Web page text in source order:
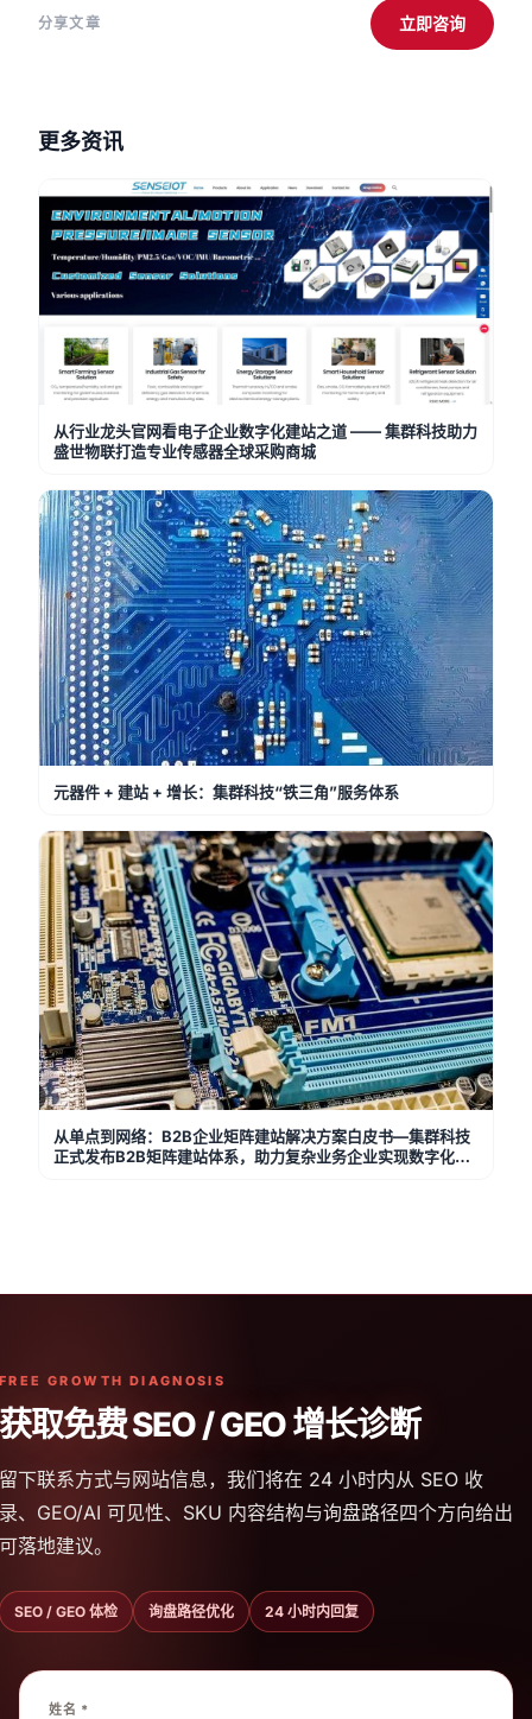
分享文章 立即咨询
更多资讯
从行业龙头官网看电子企业数字化建站之道 —— 集群科技助力
盛世物联打造专业传感器全球采购商城
元器件 + 建站 + 增长：集群科技“铁三角”服务体系
从单点到网络：B2B企业矩阵建站解决方案白皮书—集群科技
正式发布B2B矩阵建站体系，助力复杂业务企业实现数字化增
FREE GROWTH DIAGNOSIS
获取免费 SEO / GEO 增长诊断
留下联系方式与网站信息，我们将在 24 小时内从 SEO 收
录、GEO/AI 可见性、SKU 内容结构与询盘路径四个方向给出
可落地建议。
SEO / GEO 体检 询盘路径优化 24 小时内回复
姓名 *